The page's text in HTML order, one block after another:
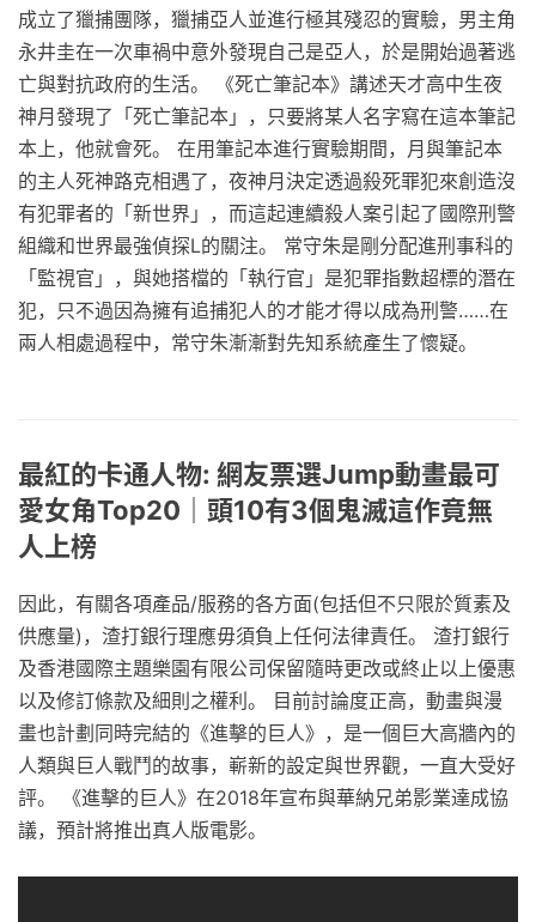
成立了獵捕團隊，獵捕亞人並進行極其殘忍的實驗，男主角
永井圭在一次車禍中意外發現自己是亞人，於是開始過著逃
亡與對抗政府的生活。 《死亡筆記本》講述天才高中生夜
神月發現了「死亡筆記本」，只要將某人名字寫在這本筆記
本上，他就會死。 在用筆記本進行實驗期間，月與筆記本
的主人死神路克相遇了，夜神月決定透過殺死罪犯來創造沒
有犯罪者的「新世界」，而這起連續殺人案引起了國際刑警
組織和世界最強偵探L的關注。 常守朱是剛分配進刑事科的
「監視官」，與她搭檔的「執行官」是犯罪指數超標的潛在
犯，只不過因為擁有追捕犯人的才能才得以成為刑警……在
兩人相處過程中，常守朱漸漸對先知系統產生了懷疑。
最紅的卡通人物: 網友票選Jump動畫最可
愛女角Top20｜頭10有3個鬼滅這作竟無
人上榜
因此，有關各項產品/服務的各方面(包括但不只限於質素及
供應量)，渣打銀行理應毋須負上任何法律責任。 渣打銀行
及香港國際主題樂園有限公司保留隨時更改或終止以上優惠
以及修訂條款及細則之權利。 目前討論度正高，動畫與漫
畫也計劃同時完結的《進擊的巨人》，是一個巨大高牆內的
人類與巨人戰鬥的故事，嶄新的設定與世界觀，一直大受好
評。 《進擊的巨人》在2018年宣布與華納兄弟影業達成協
議，預計將推出真人版電影。